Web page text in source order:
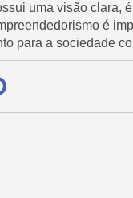
uma visão clara,
é
para a sociedade